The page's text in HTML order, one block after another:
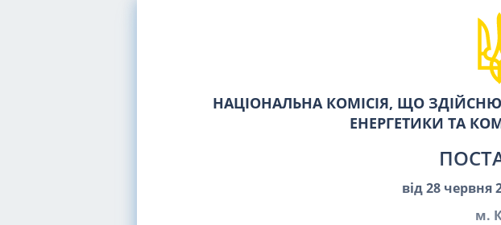
НАЦІОНАЛЬНА КОМІСІЯ, ЩО
ЕНЕРГЕТИКИ ТА
від 28 червня
м.